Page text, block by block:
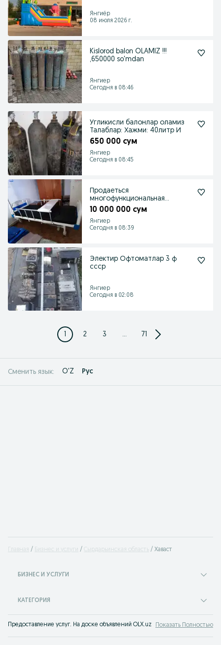
Янгиёр
08 июля 2026 г.
Kislorod balon OLAMIZ !!!
,650000 so'mdan
Янгиер
Сегодня в 08:46
Угликисли балонлар оламиз
Талаблар: Хажми: 40литр И
650 000 сум
Янгиер
Сегодня в 08:45
Продаеться
многофункциональная
электрическая медицинская
10 000 000 сум
Янгиер
Сегодня в 08:39
Электир Офтоматлар 3 ф
ссср
Янгиер
Сегодня в 02:08
1 2 3 ... 71
Сменить язык: O'Z Рус
Главная Бизнес и услуги Сырдарьинская область Хаваст
БИЗНЕС И УСЛУГИ
КАТЕГОРИЯ
Предоставление услуг. На доске объявлений OLX.uz Хаваст легко и
Показать Полностью